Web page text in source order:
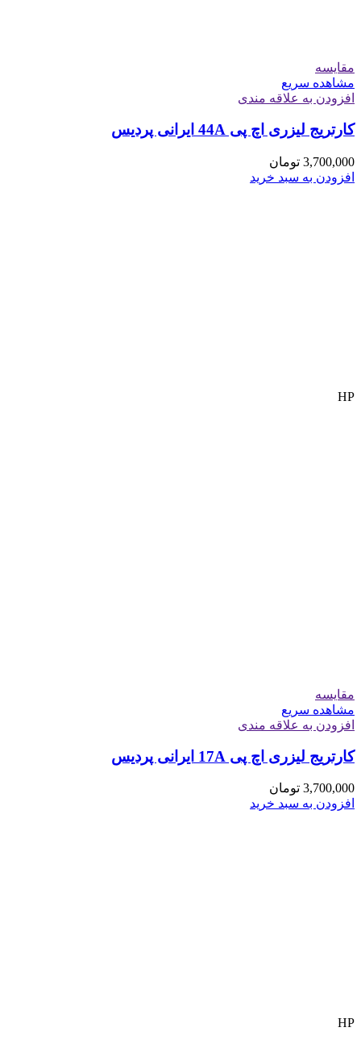
مقایسه
مشاهده سریع
افزودن به علاقه مندی
کارتریج لیزری اچ پی 44A ایرانی پردیس
3,700,000 تومان
افزودن به سبد خرید
HP
مقایسه
مشاهده سریع
افزودن به علاقه مندی
کارتریج لیزری اچ پی 17A ایرانی پردیس
3,700,000 تومان
افزودن به سبد خرید
HP